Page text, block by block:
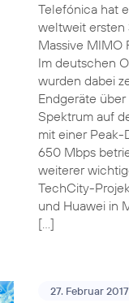
Telefónica hat
weltweit ersten
Massive MIMO
Im deutschen O
wurden dabei
Endgeräte
Spektrum auf
mit einer
650 Mbps
weiterer
TechCity-
und Huawei in
[…]
27. Februar 2017